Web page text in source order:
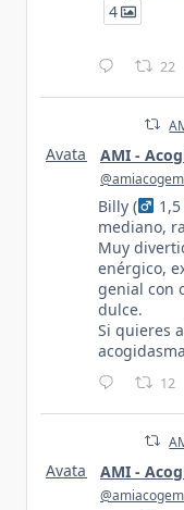
4
22
Avatar AMI -
Billy (
mediano,
Muy
enérgico,
genial con
dulce.
Si quieres
12
Avatar AMI -